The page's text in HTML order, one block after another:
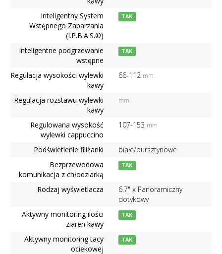
Inteligentny System
Wstępnego Zaparzania
(I.P.B.A.S.©)
TAK
Inteligentne podgrzewanie
wstępne
TAK
Regulacja wysokości wylewki
kawy
66-112 mm
Regulacja rozstawu wylewki
kawy
mm
Regulowana wysokość
wylewki cappuccino
107-153 mm
Podświetlenie filiżanki
białe/bursztynowe
Bezprzewodowa
komunikacja z chłodziarką
TAK
Rodzaj wyświetlacza
6.7" x Panoramiczny
dotykowy
Aktywny monitoring ilości
ziaren kawy
TAK
Aktywny monitoring tacy
ociekowej
TAK